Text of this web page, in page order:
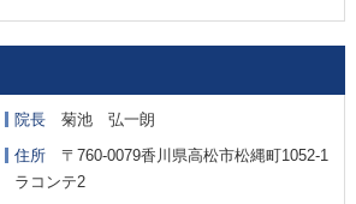
院長菊池 弘一朗
住所〒760-0079香川県高松市松縄町1052-1
ラコンテ2